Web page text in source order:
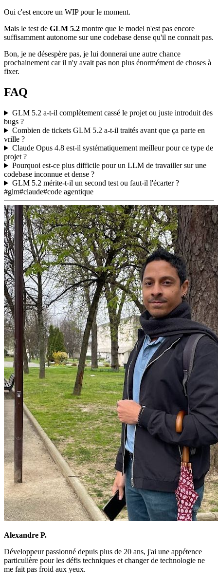
Oui c'est encore un WIP pour le moment.
Mais le test de GLM 5.2 montre que le model n'est pas encore
suffisamment autonome sur une codebase dense qu'il ne connait pas.
Bon, je ne désespère pas, je lui donnerai une autre chance
prochainement car il n'y avait pas non plus énormément de choses à
fixer.
FAQ
GLM 5.2 a-t-il complètement cassé le projet ou juste introduit des
bugs ?
Combien de tickets GLM 5.2 a-t-il traités avant que ça parte en
vrille ?
Claude Opus 4.8 est-il systématiquement meilleur pour ce type de
projet ?
Pourquoi est-ce plus difficile pour un LLM de travailler sur une
codebase inconnue et dense ?
GLM 5.2 mérite-t-il un second test ou faut-il l'écarter ?
#glm#claude#code agentique
Alexandre P.
Développeur passionné depuis plus de 20 ans, j'ai une appétence
particulière pour les défis techniques et changer de technologie ne
me fait pas froid aux yeux.